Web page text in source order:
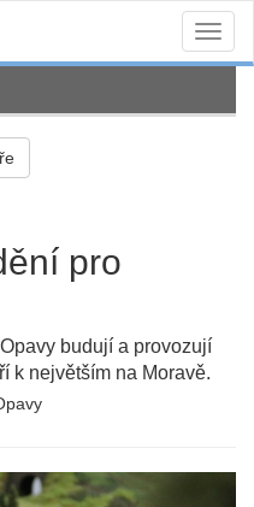
pro
budují a provozují
k největším na Moravě.